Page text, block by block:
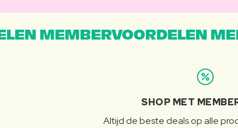
MEMBERVOORDELEN
SHOP MET
Altijd de beste deals op alle